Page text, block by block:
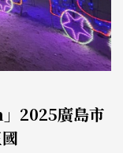
2025廣島市